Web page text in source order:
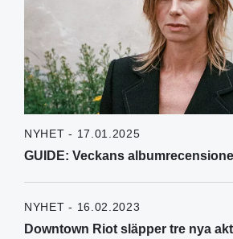
NYHET - 17.01.2025
GUIDE: Veckans
NYHET - 16.02.2023
Downtown Riot släpper tre nya